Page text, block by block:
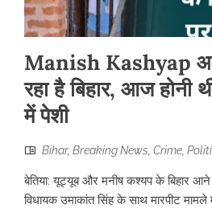
Manish Kashyap
रहा है बिहार, आज होनी
में पेशी
Bihar, Breaking News Crime
बेतिया: यूट्यूब और मनीष कश्यप के बिहार
विधायक उमाकांत सिंह के साथ मारपीट